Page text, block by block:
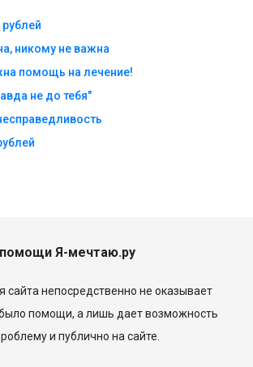
никому не важна
помощь на лечение!
не до тебя"
Я-мечтаю.ру
сайта непосредственно не оказывает
помощи, а лишь дает возможность
и публично на сайте.